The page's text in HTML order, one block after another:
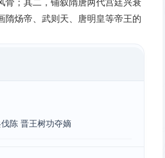
骨；其二，铺叙隋唐两代宫廷兴衰
隋炀帝、武则天、唐明皇等帝王的
陈 晋王树功夺嫡